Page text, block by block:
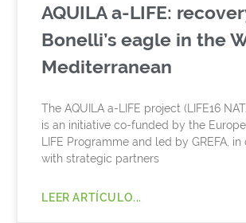
AQUILA a-LIFE:
Bonelli’s eagle in the
Mediterranean
The AQUILA a-LIFE project (LIFE16
is an initiative co-funded by the
LIFE Programme and led by GREFA,
with strategic partners
LEER ARTÍCULO...